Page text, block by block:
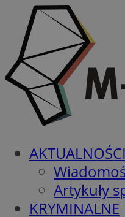
AKTUALNOŚCI
Artykuły
KRYMINALNE